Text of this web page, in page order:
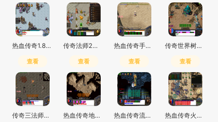
热血传奇1.85boss有哪些
查看
传奇法师2级火球怎么学
查看
热血传奇手游道士装备推荐
查看
传奇世界树怎么砍
查看
传奇三法师加点攻略 热血传奇地宫长廊一小时多少经验 热血传奇流星火雨是几段伤害 热血传奇火法流星是什么技能